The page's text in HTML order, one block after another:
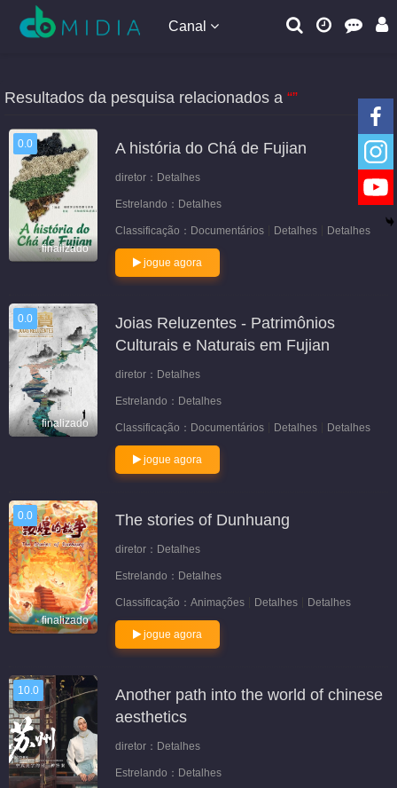
Canal
Resultados da pesquisa relacionados a “”
0.0
finalizado
A história do Chá de Fujian
diretor： Detalhes
Estrelando： Detalhes
Classificação： Documentários Detalhes Detalhes
jogue agora
0.0
finalizado
Joias Reluzentes - Patrimônios
Culturais e Naturais em Fujian
diretor： Detalhes
Estrelando： Detalhes
Classificação： Documentários Detalhes Detalhes
jogue agora
0.0
finalizado
The stories of Dunhuang
diretor： Detalhes
Estrelando： Detalhes
Classificação： Animações Detalhes Detalhes
jogue agora
10.0
Another path into the world of chinese
aesthetics
diretor： Detalhes
Estrelando： Detalhes